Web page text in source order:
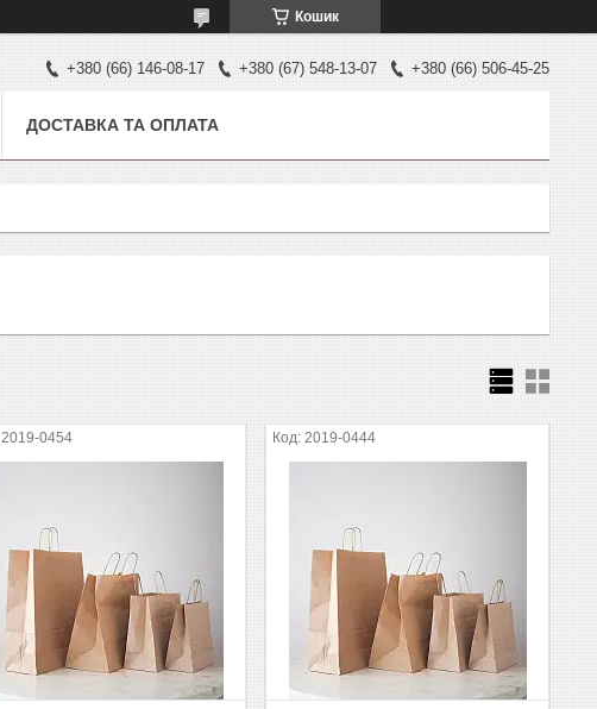
Кошик
+380 (66) 146-08-17 +380 (67) 548-13-07 +380 (66) 506-45-25
ДОСТАВКА ТА ОПЛАТА
2019-0454 2019-0444